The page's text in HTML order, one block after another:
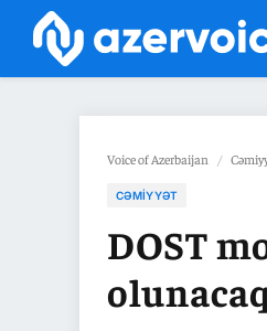
Voice of Azerbaijan /
CƏMIYYƏT
DOST
olunacaq